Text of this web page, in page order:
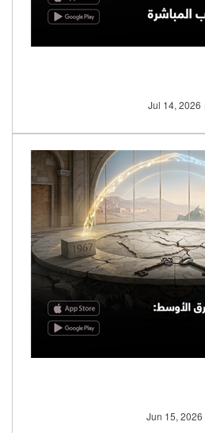
Jul 14, 2026
Jun 15, 2026